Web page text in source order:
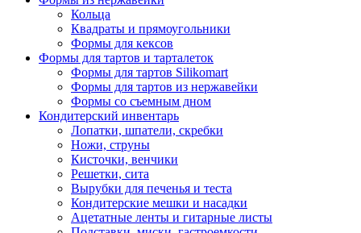
Кольца
Квадраты и прямоугольники
Формы для кексов
Формы для тартов и тарталеток
Формы для тартов Silikomart
Формы для тартов из нержавейки
Формы со съемным дном
Кондитерский инвентарь
Лопатки, шпатели, скребки
Ножи, струны
Кисточки, венчики
Решетки, сита
Вырубки для печенья и теста
Кондитерские мешки и насадки
Ацетатные ленты и гитарные листы